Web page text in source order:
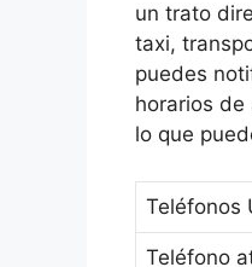
un trato
taxi,
puedes
horarios
lo que
Teléfonos
Teléfono